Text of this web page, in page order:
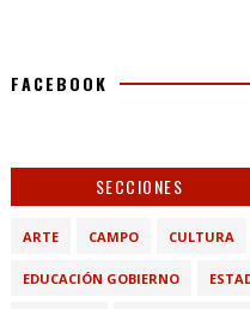
FACEBOOK
SECCIONES
ARTE CAMPO CULTURA
EDUCACIÓN GOBIERNO